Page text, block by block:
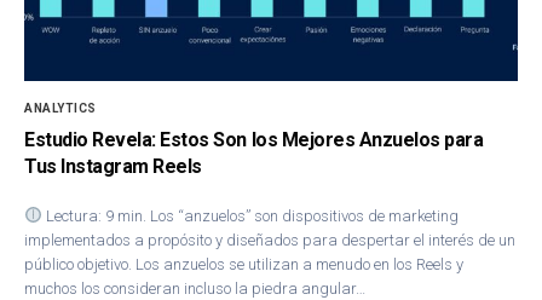
ANALYTICS
Estudio Revela: Estos Son los Mejores Anzuelos para
Tus Instagram Reels
Lectura: 9 min. Los “anzuelos” son dispositivos de marketing
implementados a propósito y diseñados para despertar el interés de un
público objetivo. Los anzuelos se utilizan a menudo en los Reels y
muchos los consideran incluso la piedra angular…